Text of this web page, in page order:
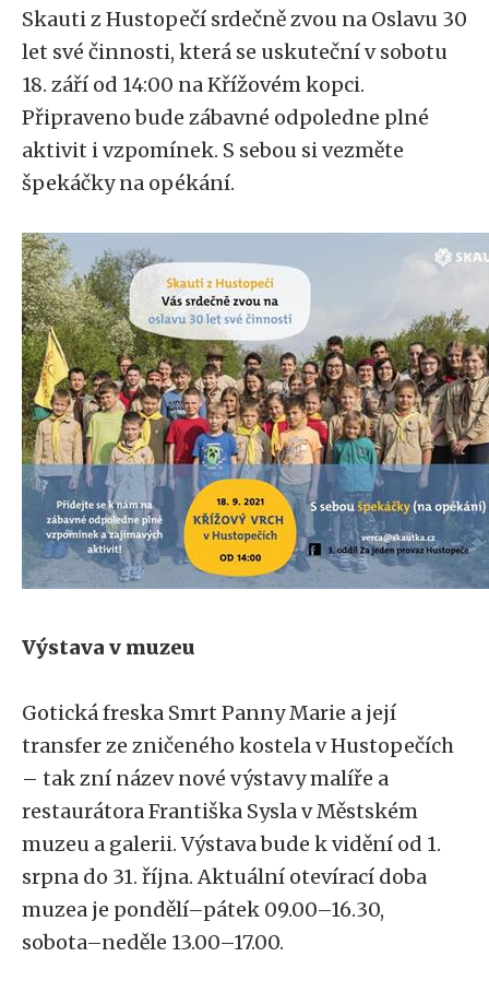
Skauti z Hustopečí srdečně zvou na Oslavu 30
let své činnosti, která se uskuteční v sobotu
18. září od 14:00 na Křížovém kopci.
Připraveno bude zábavné odpoledne plné
aktivit i vzpomínek. S sebou si vezměte
špekáčky na opékání.
Výstava v muzeu
Gotická freska Smrt Panny Marie a její
transfer ze zničeného kostela v Hustopečích
– tak zní název nové výstavy malíře a
restaurátora Františka Sysla v Městském
muzeu a galerii. Výstava bude k vidění od 1.
srpna do 31. října. Aktuální otevírací doba
muzea je pondělí–pátek 09.00–16.30,
sobota–neděle 13.00–17.00.